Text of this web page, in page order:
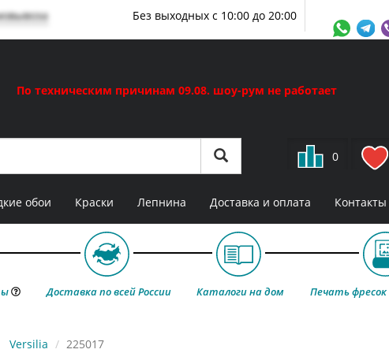
Без выходных с 10:00 до 20:00
По техническим причинам 09.08. шоу-рум не работает
0
обои Краски Лепнина Доставка и оплата Контакты
Доставка по всей России Каталоги на дом Печать
Versilia 225017